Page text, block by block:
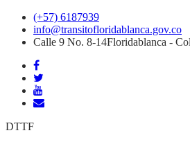
(+57) 6187939
info@transitofloridablanca.gov.co
Calle 9 No. 8-14Floridablanca -
DTTF